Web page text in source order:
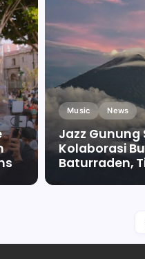
Music News
Jazz Gunung
Kolaborasi
Baturraden,
By Falah